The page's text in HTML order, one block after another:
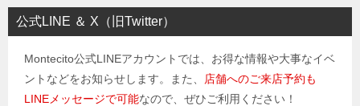
ビ
ゲ
公式LINE ＆ X（旧Twitter）
Montecito公式LINEアカウントでは、お得な情報や大事なイベ
ントなどをお知らせします。また、
店舗へのご来店予約も
LINEメッセージで可能なので、ぜひご利用ください！